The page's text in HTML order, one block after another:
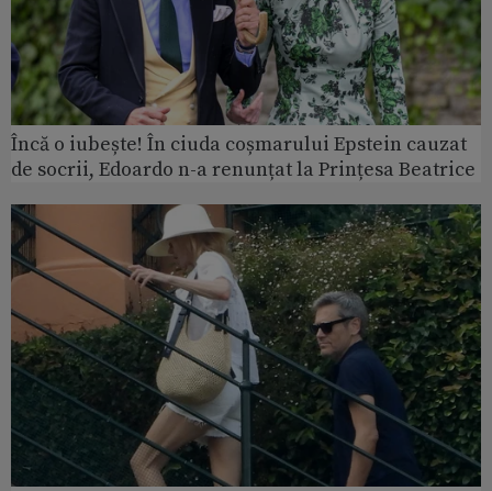
Încă o iubește! În ciuda coșmarului Epstein cauzat
de socrii, Edoardo n-a renunțat la Prințesa Beatrice